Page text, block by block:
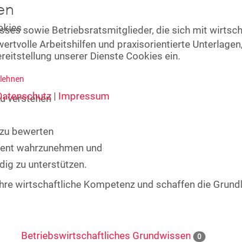
sowie Betriebsratsmitglieder, die sich mit
Arbeitshilfen und praxisorientierte
verstehen
bewerten
wahrzunehmen und
zu unterstützen.
wirtschaftliche Kompetenz und schaffen die
Betriebswirtschaftliches Grundwissen 0
unserer Dienste Cookies ein.
| Impressum